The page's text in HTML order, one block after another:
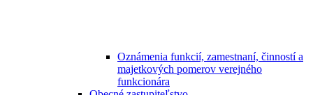
Oznámenia funkcií, zamestnaní, činností a
majetkových pomerov verejného
funkcionára